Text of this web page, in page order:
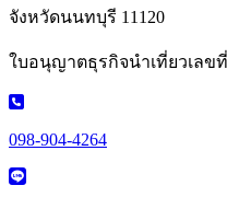
จังหวัดนนทบุรี 11120
ใบอนุญาตธุรกิจนำเที่ยวเลขที่
098-904-4264